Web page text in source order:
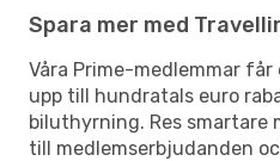
Spara mer med
Våra Prime-medlemmar får
upp till hundratals euro
biluthyrning. Res smartare
till medlemserbjudanden